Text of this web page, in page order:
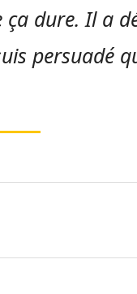
ça dure. Il a
persuadé